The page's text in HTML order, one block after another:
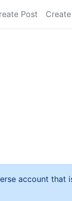
Post
account that